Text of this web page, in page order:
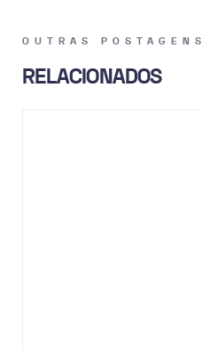
OUTRAS POSTAGENS
RELACIONADOS